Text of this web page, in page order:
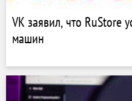
VK заявил, что RuStore
машин